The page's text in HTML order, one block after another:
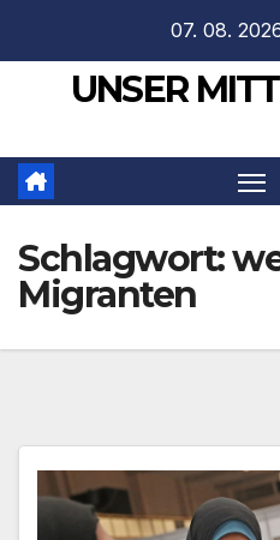
springen
07. 08.
UNSER
Schlagwort:
Migranten